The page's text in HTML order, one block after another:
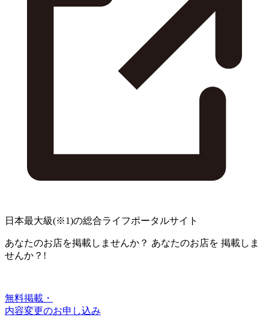
日本最大級(※1)の総合ライフポータルサイト
あなたのお店を掲載しませんか？ あなたのお店を 掲載しま
せんか？!
無料掲載・
内容変更のお申し込み